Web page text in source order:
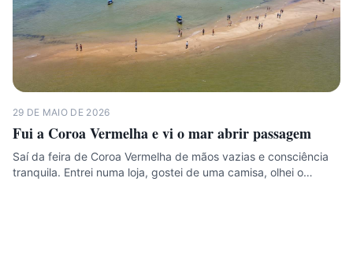
29 DE MAIO DE 2026
Fui a Coroa Vermelha e vi o mar abrir passagem
Saí da feira de Coroa Vermelha de mãos vazias e consciência
tranquila. Entrei numa loja, gostei de uma camisa, olhei o…